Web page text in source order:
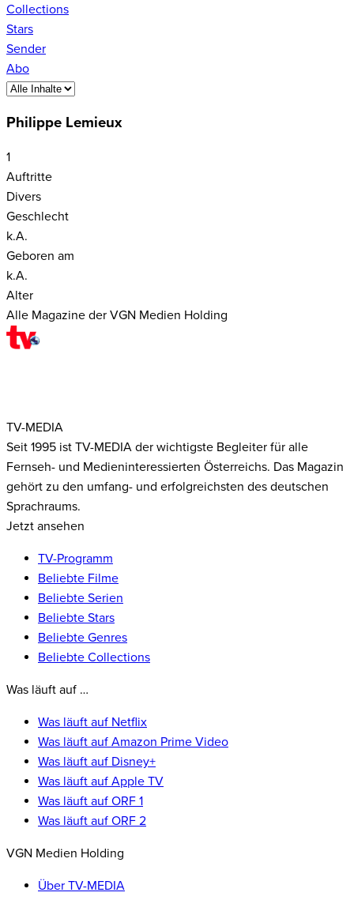
Collections
Stars
Sender
Abo
Philippe Lemieux
1
Auftritte
Divers
Geschlecht
k.A.
Geboren am
k.A.
Alter
Alle Magazine der VGN Medien Holding
TV-MEDIA
Seit 1995 ist TV-MEDIA der wichtigste Begleiter für alle
Fernseh- und Medieninteressierten Österreichs. Das Magazin
gehört zu den umfang- und erfolgreichsten des deutschen
Sprachraums.
Jetzt ansehen
TV-Programm
Beliebte Filme
Beliebte Serien
Beliebte Stars
Beliebte Genres
Beliebte Collections
Was läuft auf …
Was läuft auf Netflix
Was läuft auf Amazon Prime Video
Was läuft auf Disney+
Was läuft auf Apple TV
Was läuft auf ORF 1
Was läuft auf ORF 2
VGN Medien Holding
Über TV-MEDIA